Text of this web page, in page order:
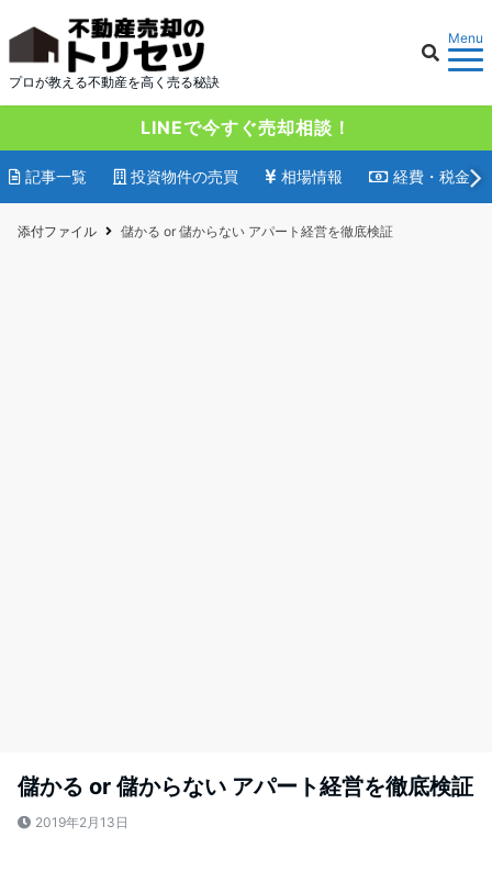
プロが教える不動産を高く売る秘訣
Menu
LINEで今すぐ売却相談！
記事一覧 投資物件の売買 相場情報 経費・税金
添付ファイル 儲かる or 儲からない アパート経営を徹底検証
儲かる or 儲からない アパート経営を徹底検証
2019年2月13日